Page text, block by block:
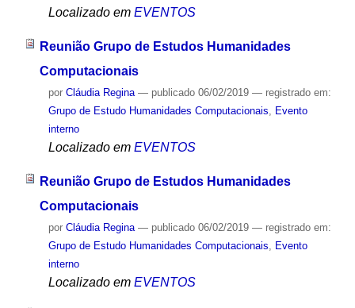
Localizado em EVENTOS
Reunião Grupo de Estudos Humanidades
Computacionais
por Cláudia Regina — publicado06/02/2019 — registrado em:
Grupo de Estudo Humanidades Computacionais, Evento
interno
Localizado em EVENTOS
Reunião Grupo de Estudos Humanidades
Computacionais
por Cláudia Regina — publicado06/02/2019 — registrado em:
Grupo de Estudo Humanidades Computacionais
Evento
interno
Localizado em EVENTOS